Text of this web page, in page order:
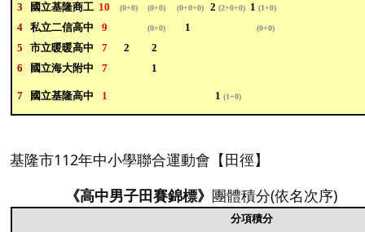
3 國立基隆商工 10 (0+0) (0+0) (0+0+0) 2 (2+0+0) 1 (1+0)
4 私立二信高中 9 (0+0) 1 (0+0)
5 市立暖暖高中 7 2
2
6
國立海大附中 7 1
7 國立基隆高中 1 1 (1+0)
基隆市112年中小學聯合運動會【田徑】
《高中男子田賽錦標》 團體積分(依名次序)
分項積分